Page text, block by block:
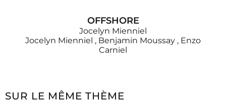
OFFSHORE
Jocelyn Mienniel
Jocelyn Mienniel , Benjamin Moussay , Enzo
Carniel
SUR LE MÊME THÈME